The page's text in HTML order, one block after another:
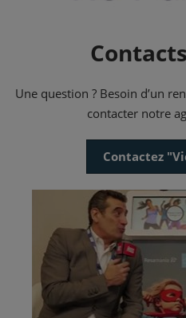
Une question ? Besoin d’un
contacter notre
Contactez